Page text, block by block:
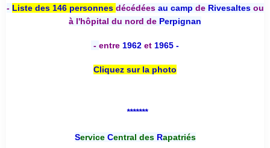
- Liste des 146 personnes décédées au camp deRivesaltesou
à l'hôpital du nord de Perpignan
- entre 1962 et 1965 -
Cliquez sur la photo
*******
Service Central desRapatriés